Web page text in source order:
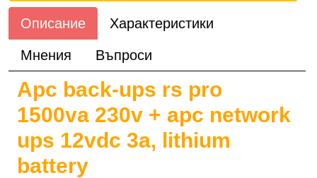
Описание Характеристики
Мнения Въпроси
Apc back-ups rs pro
1500va 230v + apc network
ups 12vdc 3a, lithium
battery